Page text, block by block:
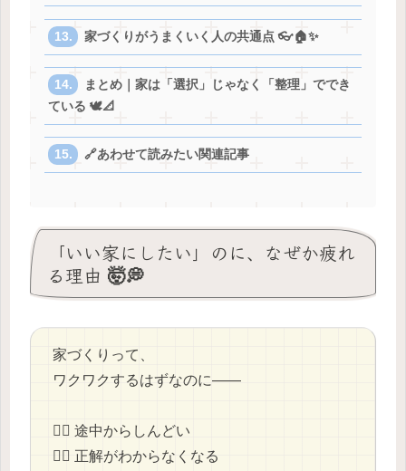
家づくりがうまくいく人の共通点 👓🏠✨
まとめ｜家は「選択」じゃなく「整理」ででき
ている 🕊️📐
🔗あわせて読みたい関連記事
「いい家にしたい」のに、なぜか疲れ
る理由 🤯💭
家づくりって、
ワクワクするはずなのに——
😵‍💫 途中からしんどい
😶‍🌫️ 正解がわからなくなる